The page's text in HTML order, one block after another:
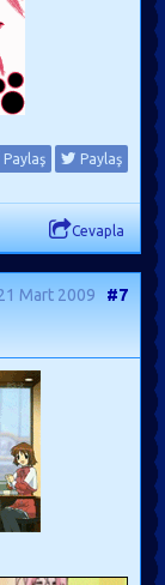
Paylaş Paylaş
Cevapla
Mart 2009 #7